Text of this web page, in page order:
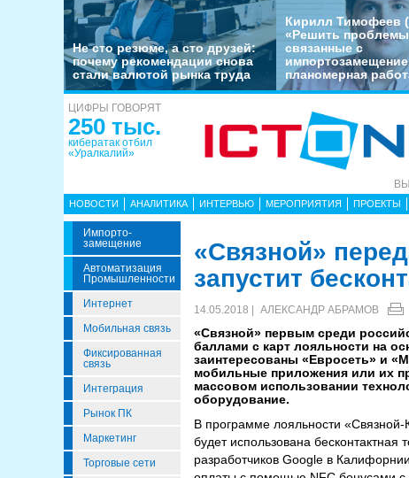
Не сто резюме, а сто друзей:
почему рекомендации снова
стали валютой рынка труда
Кирилл Тимофеев
«Решить
связанные с
планомерная
ЦИФРЫ ГОВОРЯТ
250 тыс.
кибератак отбил
«Уралкалий»
НОВОСТИ АНАЛИТИКА ИНТЕРВЬЮ МЕРОПРИЯТИЯ ПРОЕКТЫ
Импорто­
Замещение
Автоматизация
Промышленности
Интернет
Мобильная связь
Фиксированная
связь
Интеграция
Рынок ПК
Маркетинг
Торговые сети
«Связной»
запустит
14.05.2018 | АЛЕКСАНДР АБРАМОВ
«Связной» первым среди
баллами с карт лояльности на
заинтересованы «Евросеть» и
мобильные приложения или их
массовом использовании
оборудование.
В программе лояльности
будет использована
разработчиков Google в